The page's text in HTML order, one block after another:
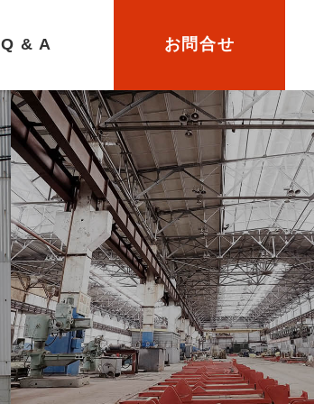
Q & A お問合せ